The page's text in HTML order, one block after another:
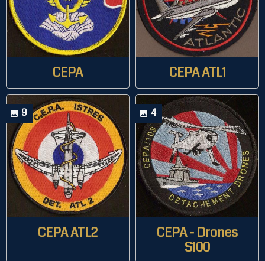
CEPA CEPA ATL1
9
CEPA ATL2
4
CEPA - Drones
S100